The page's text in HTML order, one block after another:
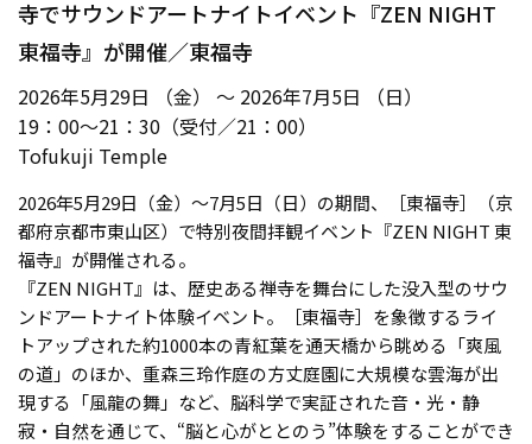
寺でサウンドアートナイトイベント『ZEN NIGHT
東福寺』が開催／東福寺
2026年5月29日 （金） ～ 2026年7月5日 （日）
19：00～21：30（受付／21：00）
Tofukuji Temple
2026年5月29日（金）〜7月5日（日）の期間、［東福寺］（京
都府京都市東山区）で特別夜間拝観イベント『ZEN NIGHT 東
福寺』が開催される。
『ZEN NIGHT』は、歴史ある禅寺を舞台にした没入型のサウ
ンドアートナイト体験イベント。［東福寺］を象徴するライ
トアップされた約1000本の青紅葉を通天橋から眺める「爽風
の道」のほか、重森三玲作庭の方丈庭園に大規模な雲海が出
現する「風龍の舞」など、脳科学で実証された音・光・静
寂・自然を通じて、“脳と心がととのう”体験をすることができ